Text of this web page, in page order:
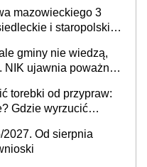
mazowieckiego 3
i staropolskie.
gminy nie wiedzą,
NIK ujawnia poważną
torebki od przypraw:
Gdzie wyrzucić
Od sierpnia